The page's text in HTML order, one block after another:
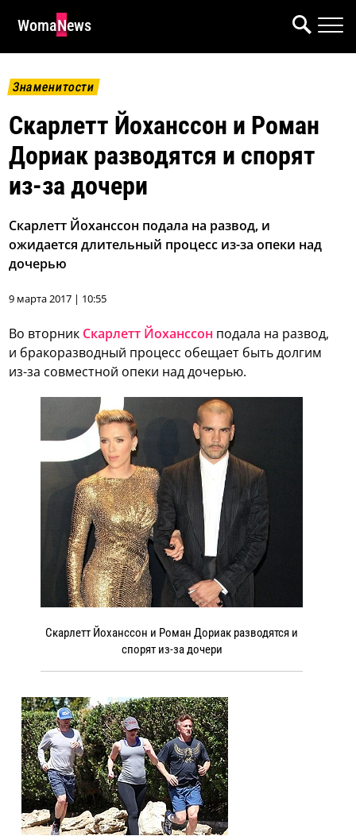
WomaNews
Знаменитости
Скарлетт Йоханссон и Роман
Дориак разводятся и спорят
из-за дочери
Скарлетт Йоханссон подала на развод, и
ожидается длительный процесс из-за опеки над
дочерью
9 марта 2017 | 10:55
Во вторник Скарлетт Йоханссон подала на развод,
и бракоразводный процесс обещает быть долгим
из-за совместной опеки над дочерью.
Скарлетт Йоханссон и Роман Дориак разводятся и
спорят из-за дочери